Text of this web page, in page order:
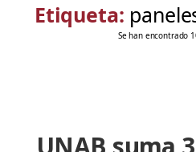
Etiqueta:
Se han encontrado